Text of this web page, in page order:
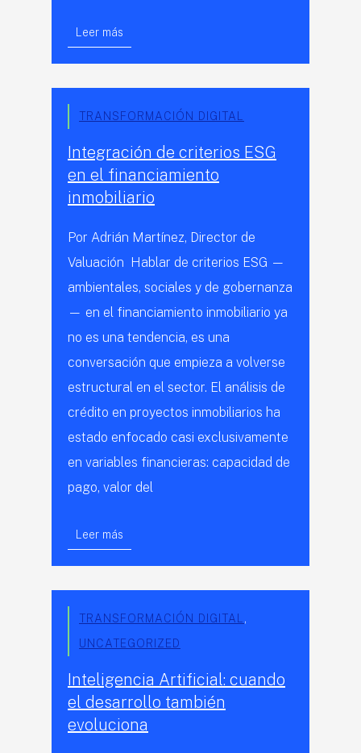
Leer más
TRANSFORMACIÓN DIGITAL
Integración de criterios ESG
en el financiamiento
inmobiliario
Por Adrián Martínez, Director de
Valuación Hablar de criterios ESG —
ambientales, sociales y de gobernanza
— en el financiamiento inmobiliario ya
no es una tendencia, es una
conversación que empieza a volverse
estructural en el sector. El análisis de
crédito en proyectos inmobiliarios ha
estado enfocado casi exclusivamente
en variables financieras: capacidad de
pago, valor del
Leer más
TRANSFORMACIÓN DIGITAL ,
UNCATEGORIZED
Inteligencia Artificial: cuando
el desarrollo también
evoluciona